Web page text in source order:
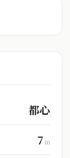
都心
7 m